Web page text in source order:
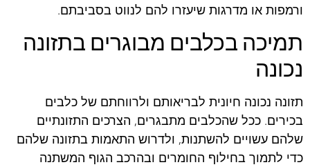
ורמפות או מדרגות שיעזרו להם לנווט בסביבתם.
תמיכה בכלבים מבוגרים בתזונה
נכונה
תזונה נכונה חיונית לבריאותם ולרווחתם של כלבים
בכירים. ככל שהכלבים מתבגרים, הצרכים התזונתיים
שלהם עשויים להשתנות, ולדרוש התאמות בתזונה שלהם
כדי לתמוך בחילוף החומרים ובהרכב הגוף המשתנה